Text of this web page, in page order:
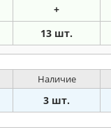
+
13 шт.
Наличие
3 шт.